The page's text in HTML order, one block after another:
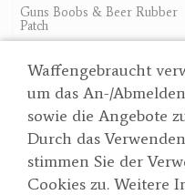
Waffengebraucht
um das An-/
sowie die Angebote
Durch das
stimmen Sie der
Cookies zu. Weitere
Guns Boobs & Beer Rubber
Patch
Suche
Partner